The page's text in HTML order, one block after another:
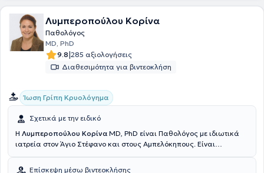
Λυμπεροπούλου Κορίνα
Παθολόγος
MD, PhD
9.8|285 αξιολογήσεις
Διαθεσιμότητα για βιντεοκλήση
Ίωση Γρίπη Κρυολόγημα
Σχετικά με την ειδικό
Η Λυμπεροπούλου Κορίνα MD, PhD είναι Παθολόγος με ιδιωτικά
ιατρεία στον Άγιο Στέφανο και στους Αμπελόκηπους. Είναι
του Εθνικού και Καποδιστριακού Πανεπιστημίου Αθηνών και έχει
Επίσκεψη μέσω βιντεοκλήσης